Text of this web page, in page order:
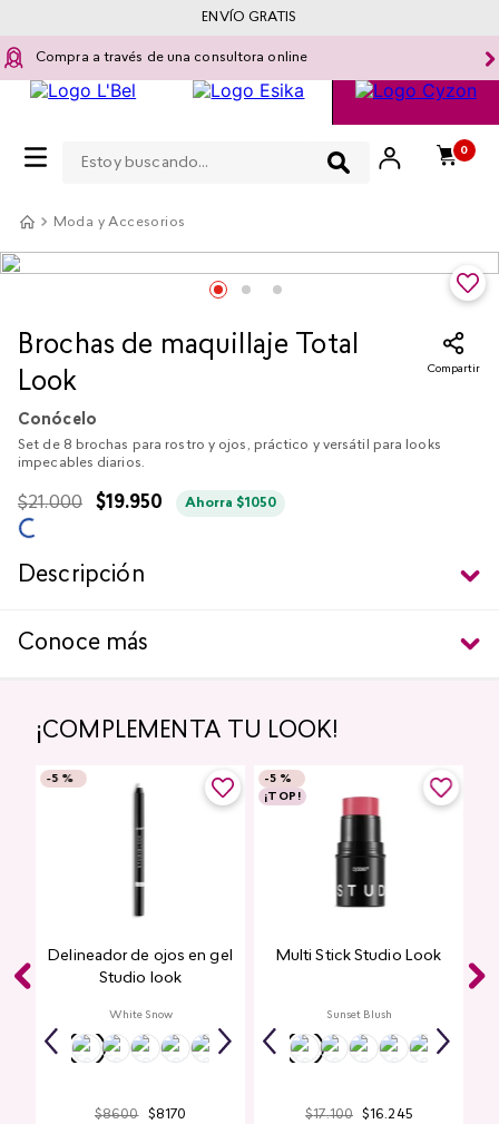
Compra a través de una consultora online
0
ENVÍO GRATIS
Moda y Accesorios
Brochas de maquillaje Total
Look
Compartir
Conócelo
Set de 8 brochas para rostro y ojos, práctico y versátil para looks
impecables diarios.
$21.000 $19.950 Ahorra$1050
Descripción
Conoce más
¡COMPLEMENTA TU LOOK!
-5 %
Delineador de ojos en gel
Studio look
White Snow
$8600 $8170
-5 %
¡TOP!
Multi Stick Studio Look
Sunset Blush
$17.100 $ 16.245